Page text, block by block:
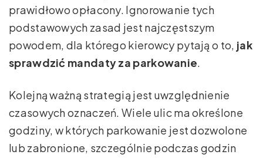
prawidłowo opłacony. Ignorowanie tych
podstawowych zasad jest najczęstszym
powodem, dla którego kierowcy pytają o to, jak
sprawdzić mandaty za parkowanie.
Kolejną ważną strategią jest uwzględnienie
czasowych oznaczeń. Wiele ulic ma określone
godziny, w których parkowanie jest dozwolone
lub zabronione, szczególnie podczas godzin